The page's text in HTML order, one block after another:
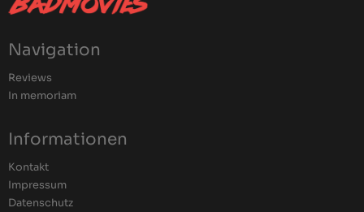
Navigation
Reviews
In memoriam
Informationen
Kontakt
Impressum
Datenschutz